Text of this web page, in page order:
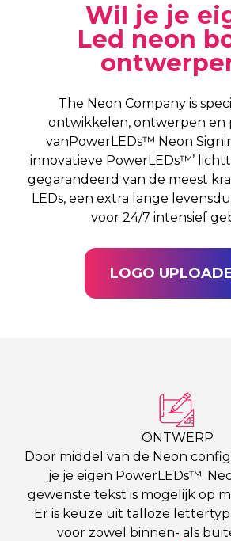
Wil je je
Led neon
The Neon Company is
ontwikkelen, ontwerpen en
vanPowerLEDs™ Neon
innovatieve PowerLEDs™’
gegarandeerd van de meest
LEDs, een extra lange
voor 24/7 intensief
LOGO
ONTWERP
Door middel van de Neon
je je eigen PowerLEDs™.
gewenste tekst is mogelijk op
Er is keuze uit talloze
voor zowel binnen- als